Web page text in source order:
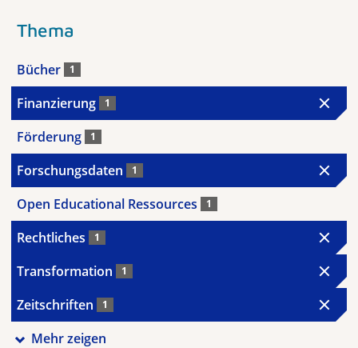
Thema
Bücher 1
Finanzierung 1
Förderung 1
Forschungsdaten 1
Open Educational Ressources 1
Rechtliches 1
Transformation 1
Zeitschriften 1
Mehr zeigen